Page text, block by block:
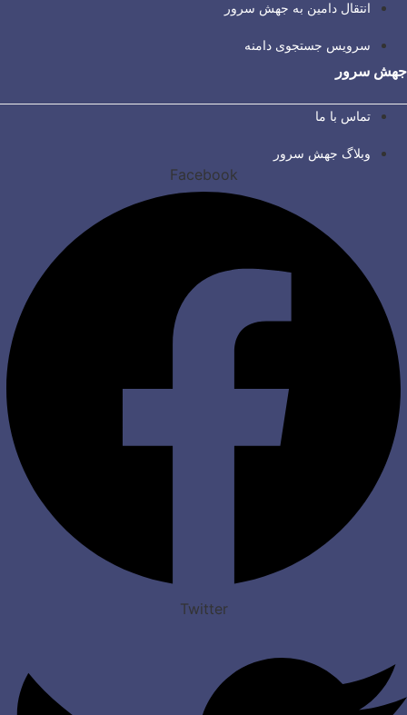
انتقال دامین به جهش سرور
سرویس جستجوی دامنه
جهش سرور
تماس با ما
وبلاگ جهش سرور
Facebook
Twitter